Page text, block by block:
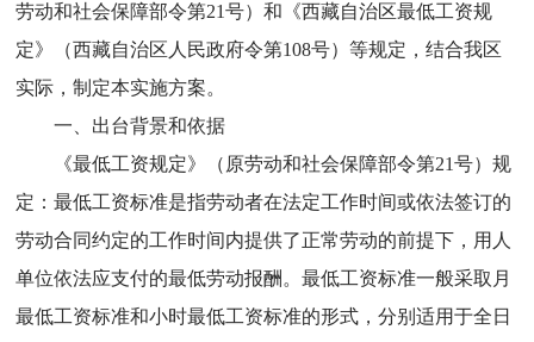
劳动和社会保障部令第21号）和《西藏自治区最低工资规
定》（西藏自治区人民政府令第108号）等规定，结合我区
实际，制定本实施方案。
一、出台背景和依据
《最低工资规定》（原劳动和社会保障部令第21号）规
定：最低工资标准是指劳动者在法定工作时间或依法签订的
劳动合同约定的工作时间内提供了正常劳动的前提下，用人
单位依法应支付的最低劳动报酬。最低工资标准一般采取月
最低工资标准和小时最低工资标准的形式，分别适用于全日